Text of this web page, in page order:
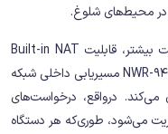
محیط‌های شلوغ.
علاوه‌براین، برای مدیریت ترافیک شبکه و امنیت بیشتر، قابلیت Built-in NAT
مودم روتر MiFi 4G نتربیت Neterbit مدل NWR-940X مسیریابی داخلی شبکه
می‌کند. درواقع، درخواست‌های
می‌شود، ‌طوری‌که هر دستگاه